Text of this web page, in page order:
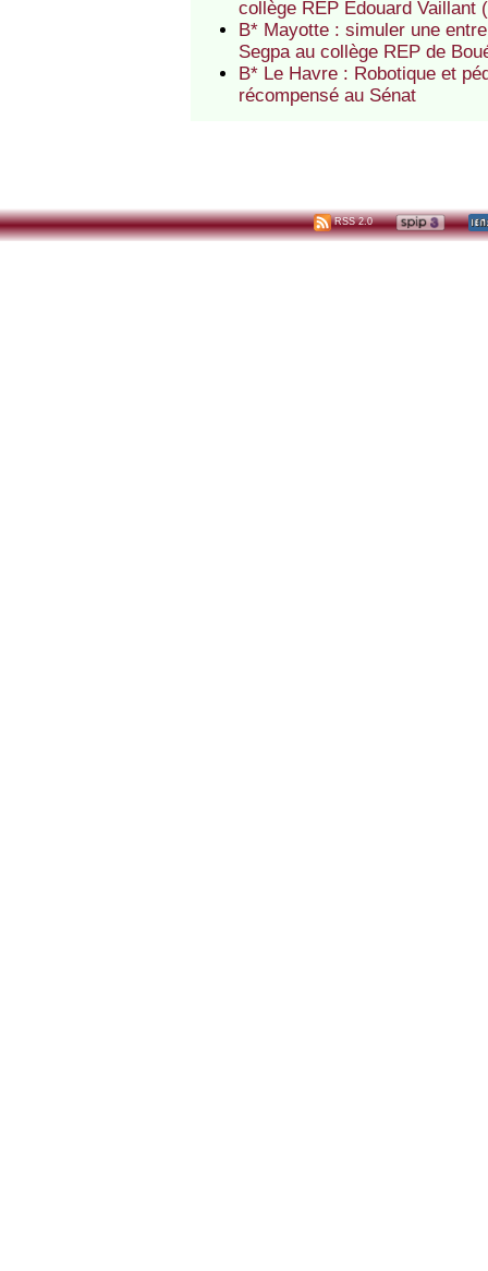
collège REP Edouard Vaillant
B* Mayotte : simuler une
Segpa au collège REP de
B* Le Havre : Robotique et
récompensé au Sénat
RSS 2.0